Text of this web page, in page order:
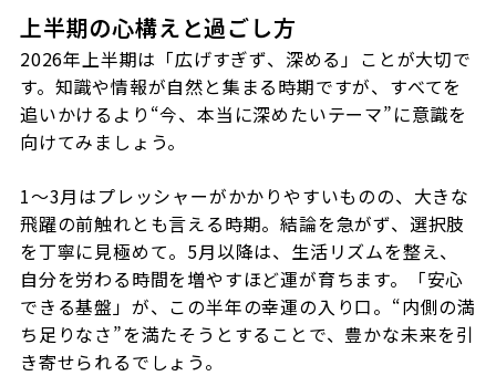
上半期の心構えと過ごし方
2026年上半期は「広げすぎず、深める」ことが大切で
す。知識や情報が自然と集まる時期ですが、すべてを
追いかけるより“今、本当に深めたいテーマ”に意識を
向けてみましょう。
1〜3月はプレッシャーがかかりやすいものの、大きな
飛躍の前触れとも言える時期。結論を急がず、選択肢
を丁寧に見極めて。5月以降は、生活リズムを整え、
自分を労わる時間を増やすほど運が育ちます。「安心
できる基盤」が、この半年の幸運の入り口。“内側の満
ち足りなさ”を満たそうとすることで、豊かな未来を引
き寄せられるでしょう。